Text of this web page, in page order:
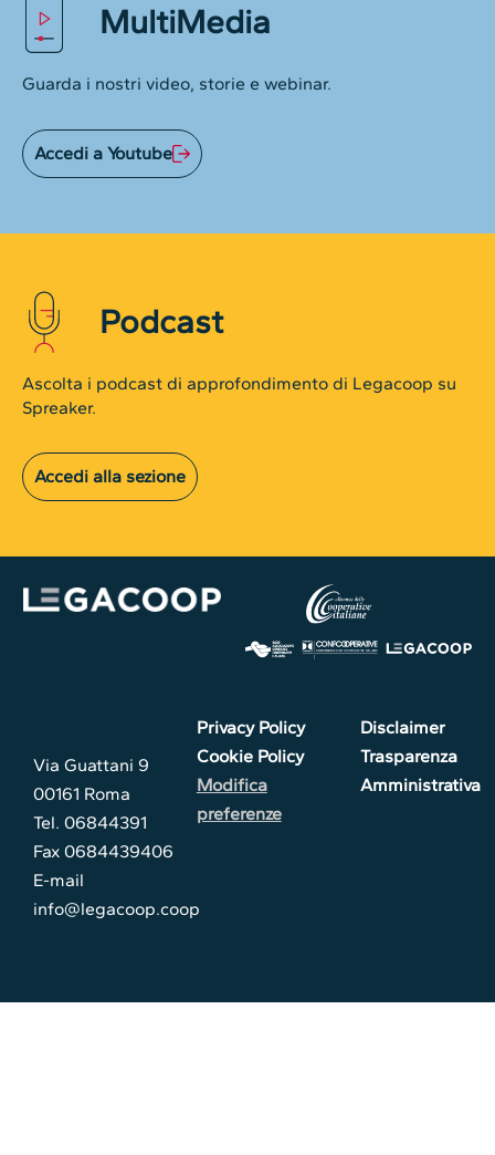
MultiMedia
Guarda i nostri video, storie e webinar.
Accedi a Youtube
Podcast
Ascolta i podcast di approfondimento di Legacoop su
Spreaker.
Accedi alla sezione
Via Guattani 9
00161 Roma
Tel. 06844391
Fax 0684439406
E-mail
info@legacoop.coop
Privacy Policy
Cookie Policy
Modifica
preferenze
Disclaimer
Trasparenza
Amministrativa